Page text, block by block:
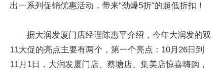
出一系列促销优惠活动，带来“劲爆5折”的超低折扣！
据大润发厦门店经理陈惠平介绍，今年大润发的双
11大促的亮点主要有两个，第一个亮点：10月26日到
11月1日，大润发厦门店、蔡塘店、集美店惊喜嗨购，